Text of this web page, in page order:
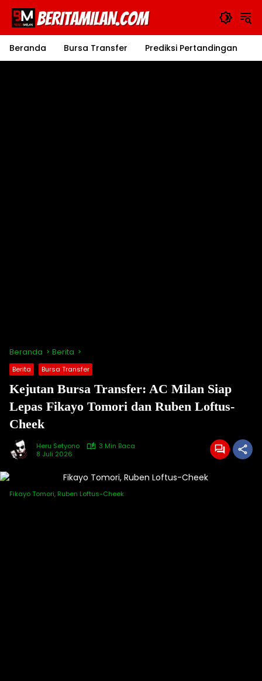
Langsung
konten
Beranda
Bursa Transfer Prediksi Pertandingan
Beranda Berita
Berita Bursa Transfer
Kejutan Bursa Transfer: AC Milan Siap
Lepas Fikayo Tomori dan Ruben Loftus-
Cheek
Heru Setyono
3 Min Baca
8 Juli 2026
Fikayo Tomori, Ruben Loftus-Cheek